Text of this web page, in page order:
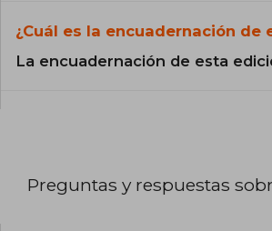
¿Cuál es la encuadernación de
La encuadernación de esta
Preguntas y respuestas